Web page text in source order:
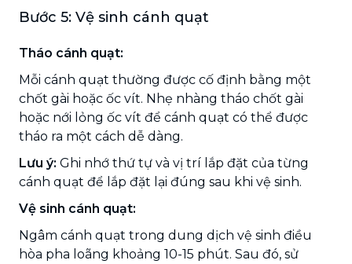
Bước 5: Vệ sinh cánh quạt
Tháo cánh quạt:
Mỗi cánh quạt thường được cố định bằng một
chốt gài hoặc ốc vít. Nhẹ nhàng tháo chốt gài
hoặc nới lỏng ốc vít để cánh quạt có thể được
tháo ra một cách dễ dàng.
Lưu ý: Ghi nhớ thứ tự và vị trí lắp đặt của từng
cánh quạt để lắp đặt lại đúng sau khi vệ sinh.
Vệ sinh cánh quạt:
Ngâm cánh quạt trong dung dịch vệ sinh điều
hòa pha loãng khoảng 10-15 phút. Sau đó, sử